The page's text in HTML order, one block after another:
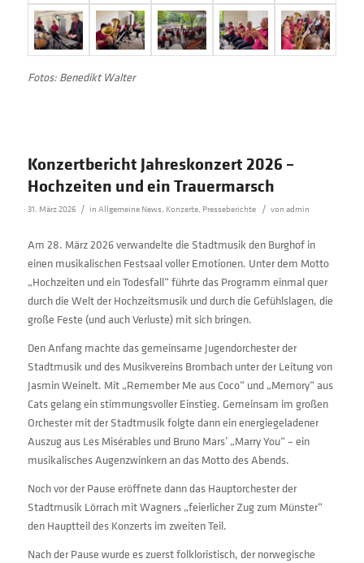
Fotos: Benedikt Walter
Konzertbericht Jahreskonzert 2026 –
Hochzeiten und ein Trauermarsch
31. März 2026 / in Allgemeine News, Konzerte, Presseberichte / von admin
Am 28. März 2026 verwandelte die Stadtmusik den Burghof in
einen musikalischen Festsaal voller Emotionen. Unter dem Motto
„Hochzeiten und ein Todesfall“ führte das Programm einmal quer
durch die Welt der Hochzeitsmusik und durch die Gefühlslagen, die
große Feste (und auch Verluste) mit sich bringen.
Den Anfang machte das gemeinsame Jugendorchester der
Stadtmusik und des Musikvereins Brombach unter der Leitung von
Jasmin Weinelt. Mit „Remember Me aus Coco“ und „Memory“ aus
Cats gelang ein stimmungsvoller Einstieg. Gemeinsam im großen
Orchester mit der Stadtmusik folgte dann ein energiegeladener
Auszug aus Les Misérables und Bruno Mars’ „Marry You“ – ein
musikalisches Augenzwinkern an das Motto des Abends.
Noch vor der Pause eröffnete dann das Hauptorchester der
Stadtmusik Lörrach mit Wagners „feierlicher Zug zum Münster“
den Hauptteil des Konzerts im zweiten Teil.
Nach der Pause wurde es zuerst folkloristisch, der norwegische